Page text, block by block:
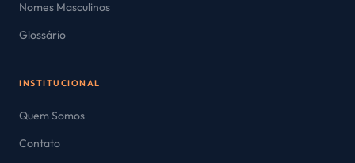
Nomes Masculinos
Glossário
INSTITUCIONAL
Quem Somos
Contato